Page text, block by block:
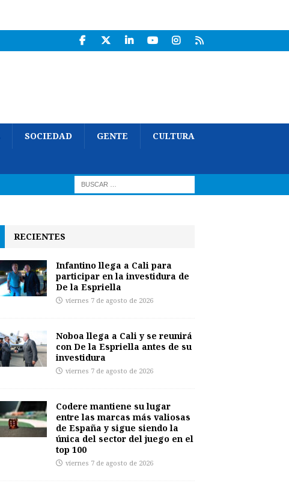
SOCIEDAD GENTE CULTURA
RECIENTES
Infantino llega a Cali para
participar en la investidura de
De la Espriella
viernes 7 de agosto de 2026
Noboa llega a Cali y se reunirá
con De la Espriella antes de su
investidura
viernes 7 de agosto de 2026
Codere mantiene su lugar
entre las marcas más valiosas
de España y sigue siendo la
única del sector del juego en el
top 100
viernes 7 de agosto de 2026